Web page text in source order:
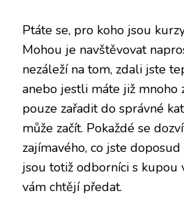
Ptáte se, pro koho jsou
Mohou je navštěvovat
nezáleží na tom, zdali jste
anebo jestli máte již mnoho
pouze zařadit do správné
může začít. Pokaždé se
zajímavého, co jste
jsou totiž odborníci s kupou
vám chtějí předat.